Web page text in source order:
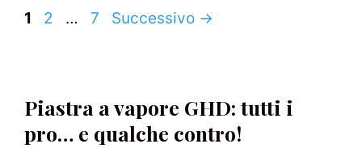
Navigazione
Pagina
1 Pagina
2 … Pagina
7 Successivo →
Piastra a vapore GHD: tutti i
pro… e qualche contro!